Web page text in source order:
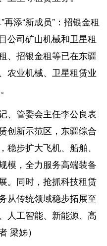
添“新成员”：招银金租
公司矿山机械和卫星租
、招银金租等已在东疆
农业机械、卫星租赁业
管委会主任李公良表
创新示范区，东疆综合
步扩大飞机、船舶、
模，全力服务高端装备
。同时，抢抓科技租赁
从传统领域稳步拓展至
人工智能、新能源、高
梁姊）